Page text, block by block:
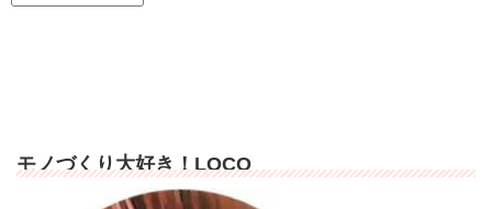
モノづくり大好き！LOCO